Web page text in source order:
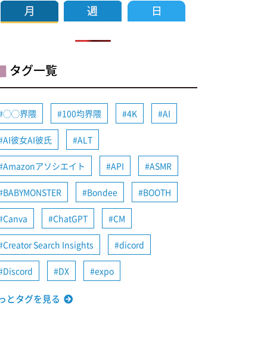
タグ一覧
◯◯界隈 100均界隈 4K AI
AI彼女AI彼氏 ALT
Amazonアソシエイト API ASMR
BABYMONSTER Bondee BOOTH
Canva ChatGPT CM
Creator Search Insights dicord
Discord DX expo
とタグを見る